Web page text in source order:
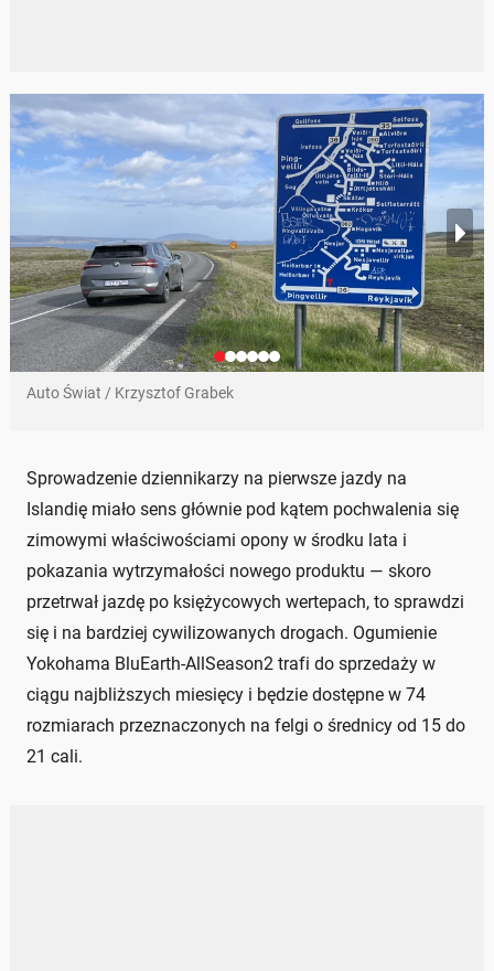
Auto Świat / Krzysztof Grabek
Sprowadzenie dziennikarzy na pierwsze jazdy na
Islandię miało sens głównie pod kątem pochwalenia się
zimowymi właściwościami opony w środku lata i
pokazania wytrzymałości nowego produktu — skoro
przetrwał jazdę po księżycowych wertepach, to sprawdzi
się i na bardziej cywilizowanych drogach. Ogumienie
Yokohama BluEarth-AllSeason2 trafi do sprzedaży w
ciągu najbliższych miesięcy i będzie dostępne w 74
rozmiarach przeznaczonych na felgi o średnicy od 15 do
21 cali.